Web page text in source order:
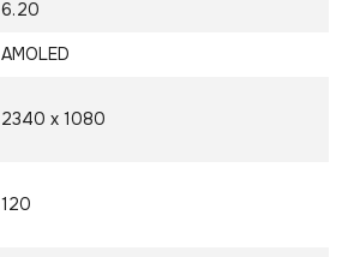
6.20
AMOLED
2340 x 1080
120